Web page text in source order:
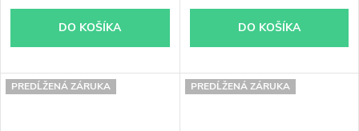
DO KOŠÍKA DO KOŠÍKA
PREDĹŽENÁ ZÁRUKA PREDĹŽENÁ ZÁRUKA